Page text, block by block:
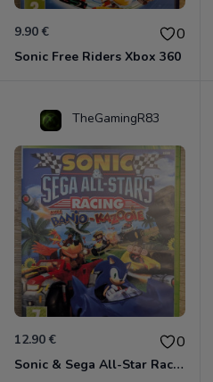
9.90 € 0
Sonic Free Riders Xbox 360
TheGamingR83
12.90 € 0
Sonic & Sega All-Star Racing avec Banjo-Kazooie Xbox 360